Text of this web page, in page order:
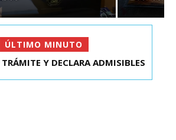
ÚLTIMO MINUTO
LAVÍN SALIÓ DE CAPITÁN YÁBER
Y DECLARA ADMISIBLES